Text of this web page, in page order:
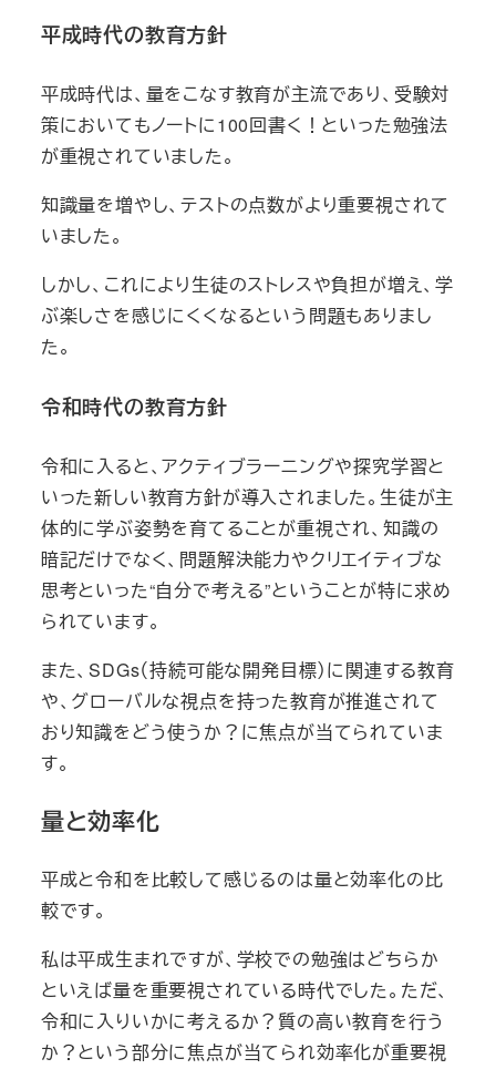
平成時代の教育方針
平成時代は、量をこなす教育が主流であり、受験対
策においてもノートに100回書く！といった勉強法
が重視されていました。
知識量を増やし、テストの点数がより重要視されて
いました。
しかし、これにより生徒のストレスや負担が増え、学
ぶ楽しさを感じにくくなるという問題もありまし
た。
令和時代の教育方針
令和に入ると、アクティブラーニングや探究学習と
いった新しい教育方針が導入されました。生徒が主
体的に学ぶ姿勢を育てることが重視され、知識の
暗記だけでなく、問題解決能力やクリエイティブな
思考といった“自分で考える”ということが特に求め
られています。
また、SDGs（持続可能な開発目標）に関連する教育
や、グローバルな視点を持った教育が推進されて
おり知識をどう使うか？に焦点が当てられていま
す。
量と効率化
平成と令和を比較して感じるのは量と効率化の比
較です。
私は平成生まれですが、学校での勉強はどちらか
といえば量を重要視されている時代でした。ただ、
令和に入りいかに考えるか？質の高い教育を行う
か？という部分に焦点が当てられ効率化が重要視